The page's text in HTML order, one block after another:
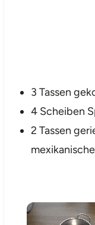
3 Tassen
4 Scheiben
2 Tassen